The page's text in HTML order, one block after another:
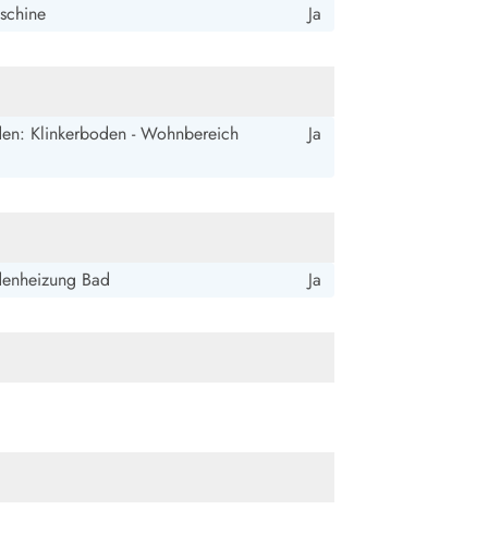
Ja
Klinkerboden - Wohnbereich Ja
Bad Ja